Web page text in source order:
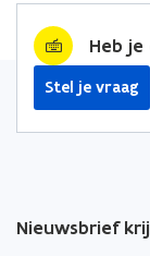
Heb
Stel je vraag
Nieuwsbrief